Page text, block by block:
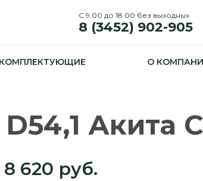
С 9.00 до 18.00 без выходных
8 (3452) 902-905
КОМПЛЕКТУЮЩИЕ О
Акита
620 руб.